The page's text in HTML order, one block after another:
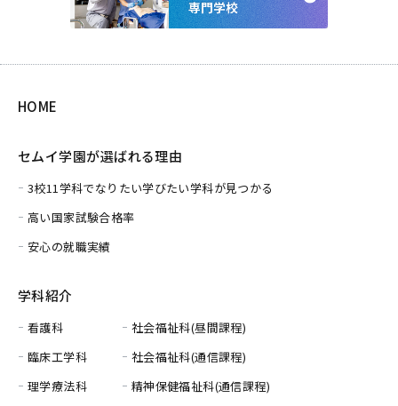
HOME
セムイ学園が選ばれる理由
3校11学科でなりたい学びたい学科が見つかる
高い国家試験合格率
安心の就職実績
学科紹介
看護科
臨床工学科
理学療法科
社会福祉科(昼間課程)
社会福祉科(通信課程)
精神保健福祉科(通信課程)